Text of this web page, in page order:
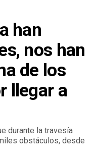
han
nos han
de los
llegar a
durante la travesía
obstáculos, desde